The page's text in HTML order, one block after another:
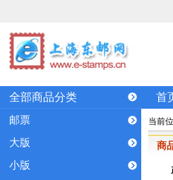
全部商品分类 首
邮票
大版
小版
当前
商